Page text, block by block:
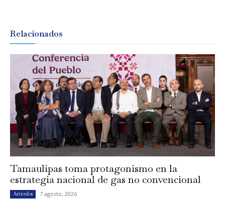
Relacionados
Tamaulipas toma protagonismo en la
estrategia nacional de gas no convencional
Artículos 7 agosto, 2026